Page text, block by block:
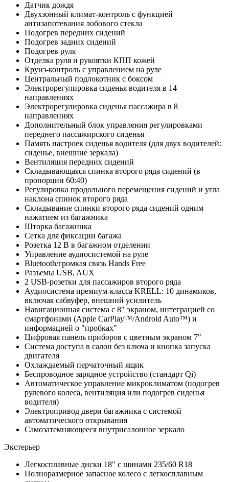
Датчик дождя
Двухзонный климат-контроль с функцией
антизапотевания лобового стекла
Подогрев передних сидений
Подогрев задних сидений
Подогрев руля
Отделка руля и рукоятки КПП кожей
Круиз-контроль с управлением на руле
Центральный подлокотник с боксом
Электрорегулировка сиденья водителя в 14
направлениях
Электрорегулировка сиденья пассажира в 8
направлениях
Дополнительный блок управления регулировками
переднего пассажирского сиденья
Память настроек сиденья водителя (для двух водителей:
сиденье, внешние зеркала)
Вентиляция передних сидений
Складывающаяся спинка второго ряда сидений (в
пропорции 60:40)
Регулировка продольного перемещения сидений и угла
наклона спинок второго ряда
Складывание спинки второго ряда сидений одним
нажатием из багажника
Шторка багажника
Сетка для фиксации багажа
Розетка 12 В в багажном отделении
Управление аудиосистемой на руле
Bluetooth/громкая связь Hands Free
Разъемы USB, AUX
2 USB-розетки для пассажиров второго ряда
Аудиосистема премиум-класса KRELL: 10 динамиков,
включая сабвуфер, внешний усилитель
Навигационная система с 8" экраном, интеграцией со
смартфонами (Apple CarPlay™/Android Auto™) и
информацией о "пробках"
Цифровая панель приборов с цветным экраном 7"
Система доступа в салон без ключа и кнопка запуска
двигателя
Охлаждаемый перчаточный ящик
Беспроводное зарядное устройство (стандарт Qi)
Автоматическое управление микроклиматом (подогрев
рулевого колеса, вентиляция или подогрев сиденья
водителя)
Электропривод двери багажника с системой
автоматического открывания
Самозатемняющееся внутрисалонное зеркало
Экстерьер
Легкосплавные диски 18" с шинами 235/60 R18
Полноразмерное запасное колесо с легкосплавным